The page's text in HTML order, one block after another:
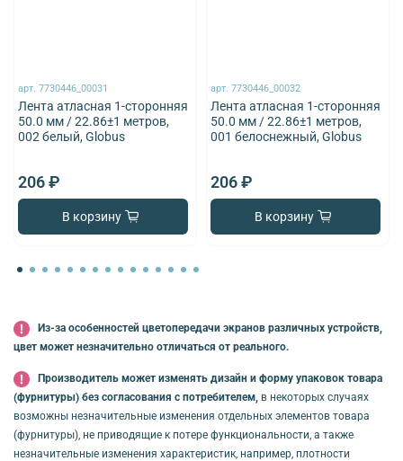
арт.7730446_00031
Лента атласная 1-сторонняя
50.0 мм / 22.86±1 метров,
002 белый, Globus
206 ₽
В корзину
арт.7730446_00032
Лента атласная 1-сторонняя
50.0 мм / 22.86±1 метров,
001 белоснежный, Globus
206 ₽
В корзину
Из-за особенностей цветопередачи экранов различных устройств,
цвет может незначительно отличаться от реального.
Производитель может изменять дизайн и форму упаковок товара
(фурнитуры) без согласования с потребителем, в некоторых случаях
возможны незначительные изменения отдельных элементов товара
(фурнитуры), не приводящие к потере функциональности, а также
незначительные изменения характеристик, например, плотности